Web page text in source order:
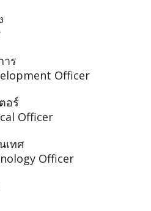
ร
Officer
อร์
Officer
เทศ
Officer